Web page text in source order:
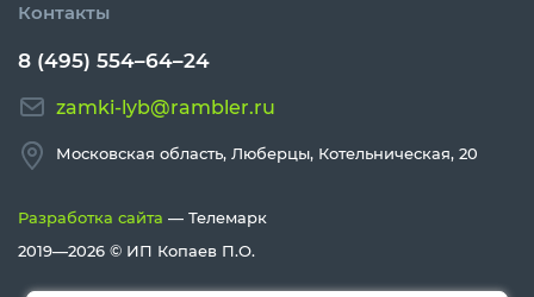
Контакты
8 (495) 554–64–24
zamki-lyb@rambler.ru
Московская область, Люберцы, Котельническая, 20
Разработка сайта — Телемарк
2019—2026 © ИП Копаев П.О.